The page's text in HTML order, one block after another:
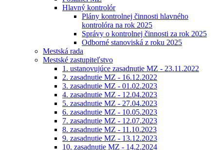
Hlavný kontrolór
Plány kontrolnej činnosti hlavného
kontrolóra na rok 2025
Správy o kontrolnej činnosti za rok 2025
Odborné stanoviská z roku 2025
Mestská rada
Mestské zastupiteľstvo
1. ustanovujúce zasadnutie MZ - 23.11.2022
2. zasadnutie MZ - 16.12.2022
3. zasadnutie MZ - 01.02.2023
4. zasadnutie MZ - 12.04.2023
5. zasadnutie MZ - 27.04.2023
6. zasadnutie MZ - 10.05.2023
7. zasadnutie MZ - 12.07.2023
8. zasadnutie MZ - 11.10.2023
9. zasadnutie MZ - 13.12.2023
10. zasadnutie MZ - 14.2.2024